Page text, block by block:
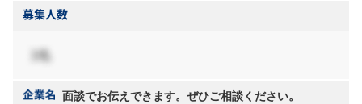
面談でお伝えできます。ぜひご相談ください。